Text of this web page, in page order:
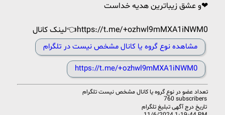
و عشق زیباترین هدیه خداست❤
لینک کانال👈https://t.me/+ozhwl9mMXA1iNWM0
مشاهده نوع گروه یا کانال مشخص نیست در تلگرام
https://t.me/+ozhwl9mMXA1iNWM0
تعداد عضو در نوع گروه یا کانال مشخص نیست تلگرام
760 subscribers
تاریخ درج آگهی تبلیغ تلگرام